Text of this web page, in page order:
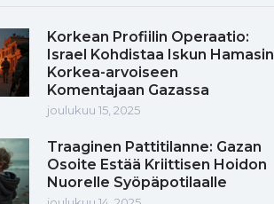
Korkean Profiilin Operaatio:
Israel Kohdistaa Iskun Hamasin
Korkea-arvoiseen
Komentajaan Gazassa
joulukuu 15, 2025
Traaginen Pattitilanne: Gazan
Osoite Estää Kriittisen Hoidon
Nuorelle Syöpäpotilaalle